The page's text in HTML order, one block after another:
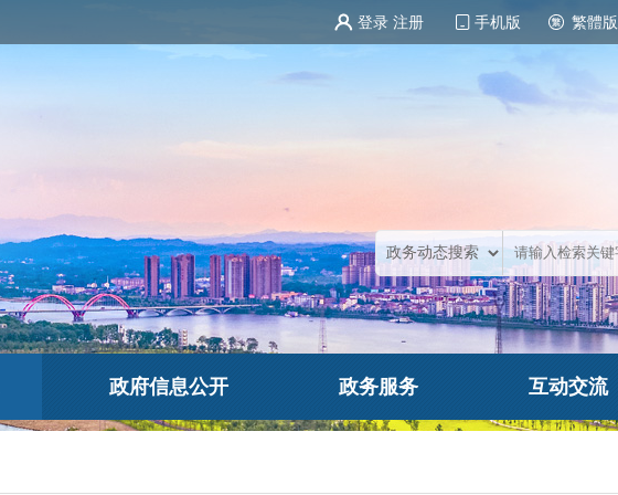
登录 注册 手机版 繁體版
政府信息公开 政务服务 互动交流